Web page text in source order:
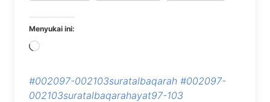
Menyukai ini:
Memuat...
#002097-002103suratalbaqarah #002097-
002103suratalbaqarahayat97-103